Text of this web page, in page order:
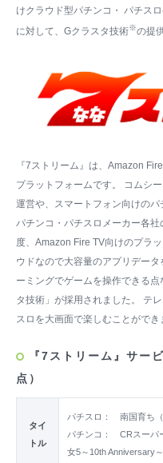
けクラウド型パチンコ・ パチス
に対して、Gクラスタ技術※の提
『7ストリーム』は、Amazon
プラットフォームです。 コムシ
運営や、スマートフォン向けのパ
パチンコ・パチスロメーカー各
度、Amazon Fire TV向けのプラ
ウドなので大容量のアプリデー
ーミングでゲームを操作できる
タ技術」が採用されました。 テ
スロを大画面で楽しむことができ
『7ストリーム』サー
点）
タイ
トル
パチスロ： 南国育ち（
パチンコ： CRスーパ
女5～10th Anniversary